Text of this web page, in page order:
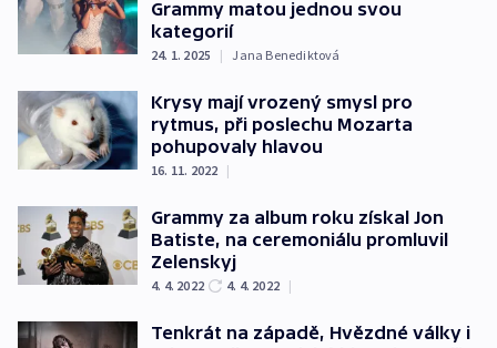
Grammy matou jednou svou
kategorií
24. 1. 2025 | Jana Benediktová
Krysy mají vrozený smysl pro
rytmus, při poslechu Mozarta
pohupovaly hlavou
16. 11. 2022 |
Grammy za album roku získal Jon
Batiste, na ceremoniálu promluvil
Zelenskyj
4. 4. 2022 4. 4. 2022 |
Tenkrát na západě, Hvězdné války i